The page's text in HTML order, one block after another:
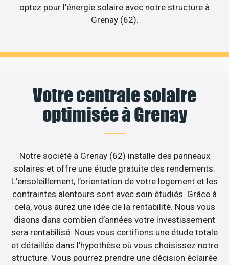
optez pour l’énergie solaire avec notre structure à
Grenay (62).
Votre centrale solaire
optimisée à Grenay
Notre société à Grenay (62) installe des panneaux
solaires et offre une étude gratuite des rendements.
L’ensoleillement, l’orientation de votre logement et les
contraintes alentours sont avec soin étudiés. Grâce à
cela, vous aurez une idée de la rentabilité. Nous vous
disons dans combien d’années votre investissement
sera rentabilisé. Nous vous certifions une étude totale
et détaillée dans l’hypothèse où vous choisissez notre
structure. Vous pourrez prendre une décision éclairée